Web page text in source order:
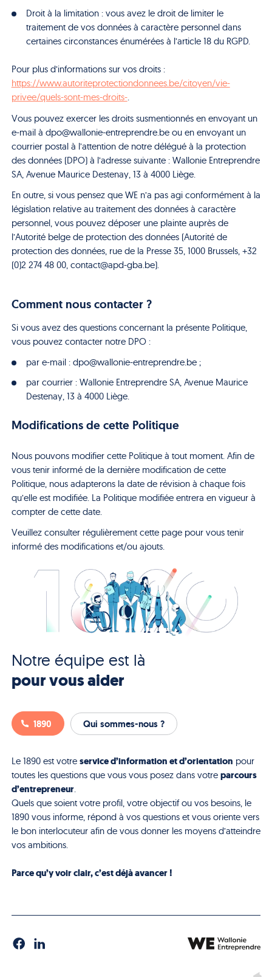
Droit à la limitation : vous avez le droit de limiter le
traitement de vos données à caractère personnel dans
certaines circonstances énumérées à l’article 18 du RGPD.
Pour plus d’informations sur vos droits :
https://www.autoriteprotectiondonnees.be/citoyen/vie-
privee/quels-sont-mes-droits-.
Vous pouvez exercer les droits susmentionnés en envoyant un
e-mail à dpo@wallonie-entreprendre.be ou en envoyant un
courrier postal à l’attention de notre délégué à la protection
des données (DPO) à l’adresse suivante : Wallonie Entreprendre
SA, Avenue Maurice Destenay, 13 à 4000 Liège.
En outre, si vous pensez que WE n’a pas agi conformément à la
législation relative au traitement des données à caractère
personnel, vous pouvez déposer une plainte auprès de
l’Autorité belge de protection des données (Autorité de
protection des données, rue de la Presse 35, 1000 Brussels, +32
(0)2 274 48 00, contact@apd-gba.be).
Comment nous contacter ?
Si vous avez des questions concernant la présente Politique,
vous pouvez contacter notre DPO :
par e-mail : dpo@wallonie-entreprendre.be ;
par courrier : Wallonie Entreprendre SA, Avenue Maurice
Destenay, 13 à 4000 Liège.
Modifications de cette Politique
Nous pouvons modifier cette Politique à tout moment. Afin de
vous tenir informé de la dernière modification de cette
Politique, nous adapterons la date de révision à chaque fois
qu’elle est modifiée. La Politique modifiée entrera en vigueur à
compter de cette date.
Veuillez consulter régulièrement cette page pour vous tenir
informé des modifications et/ou ajouts.
Notre équipe est là
pour vous aider
1890 Qui sommes-nous ?
Le 1890 est votre service d’information et d’orientation pour
toutes les questions que vous vous posez dans votre parcours
d’entrepreneur.
Quels que soient votre profil, votre objectif ou vos besoins, le
1890 vous informe, répond à vos questions et vous oriente vers
le bon interlocuteur afin de vous donner les moyens d’atteindre
vos ambitions.
Parce qu’y voir clair, c’est déjà avancer !